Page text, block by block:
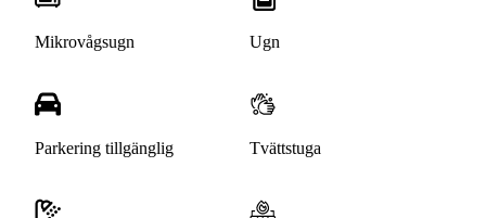
Mikrovågsugn Ugn
Parkering tillgänglig Tvättstuga